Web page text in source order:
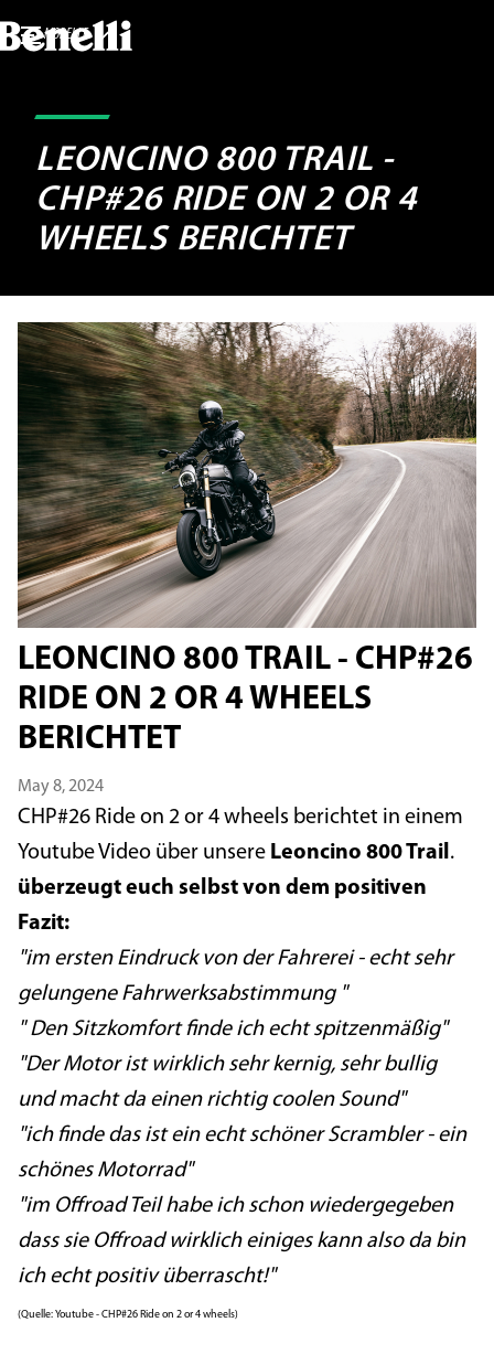
MODELLE
LEONCINO 800 TRAIL -
CHP#26 RIDE ON 2 OR 4
WHEELS BERICHTET
LEONCINO 800 TRAIL - CHP#26
RIDE ON 2 OR 4 WHEELS
BERICHTET
May 8, 2024
CHP#26 Ride on 2 or 4 wheels berichtet in einem
Youtube Video über unsere Leoncino 800 Trail.
überzeugt euch selbst von dem positiven
Fazit:
"im ersten Eindruck von der Fahrerei - echt sehr
gelungene Fahrwerksabstimmung "
" Den Sitzkomfort finde ich echt spitzenmäßig"
"Der Motor ist wirklich sehr kernig, sehr bullig
und macht da einen richtig coolen Sound"
"ich finde das ist ein echt schöner Scrambler - ein
schönes Motorrad"
"im Offroad Teil habe ich schon wiedergegeben
dass sie Offroad wirklich einiges kann also da bin
ich echt positiv überrascht!"
(Quelle: Youtube - CHP#26 Ride on 2 or 4 wheels)